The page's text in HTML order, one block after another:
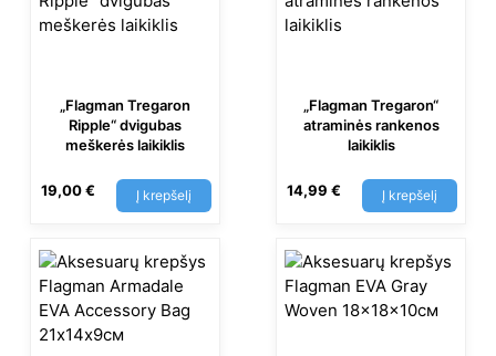
„Flagman Tregaron
Ripple“ dvigubas
meškerės laikiklis
19,00€ Į krepšelį
„Flagman Tregaron“
atraminės rankenos
laikiklis
14,99 € Į krepšelį